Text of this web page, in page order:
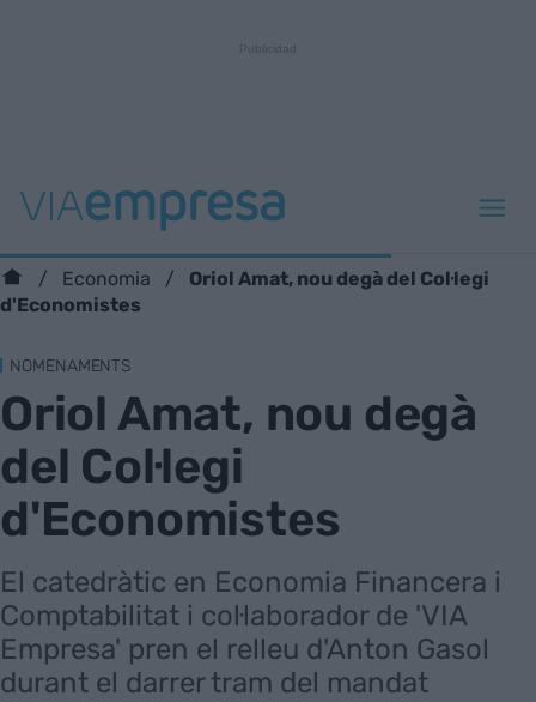
Economia
Oriol Amat, nou degà del Col·legi
d'Economistes
NOMENAMENTS
Oriol Amat, nou degà
del Col·legi
d'Economistes
El catedràtic en Economia Financera i
Comptabilitat i col·laborador de 'VIA
Empresa' pren el relleu d'Anton Gasol
durant el darrer tram del mandat